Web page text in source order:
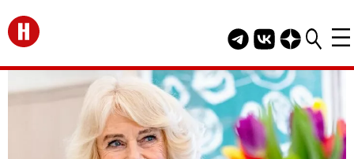
Перейти на главную
Telegram канал
Группа HELLO
Канал